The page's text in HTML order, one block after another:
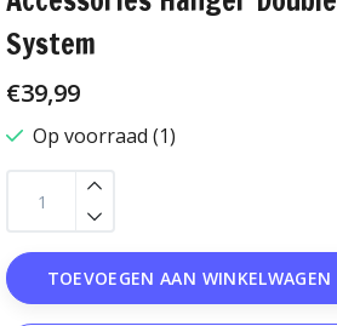
System
€39,99
Op voorraad (1)
TOEVOEGEN AAN WINKELWAGEN